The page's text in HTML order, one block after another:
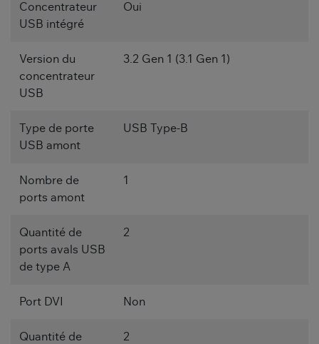
Concentrateur
USB intégré
Oui
Version du
concentrateur
USB
3.2 Gen 1 (3.1 Gen 1)
Type de porte
USB amont
USB Type-B
Nombre de
ports amont
1
Quantité de
ports avals USB
de type A
2
Port DVI Non
Quantité de
2